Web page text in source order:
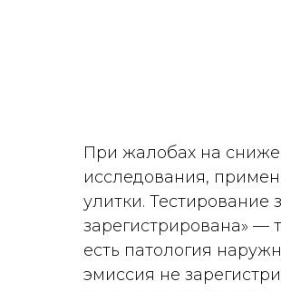
При жалобах на
исследования,
улитки. Тестирование
зарегистрирована» —
есть патология
эмиссия не